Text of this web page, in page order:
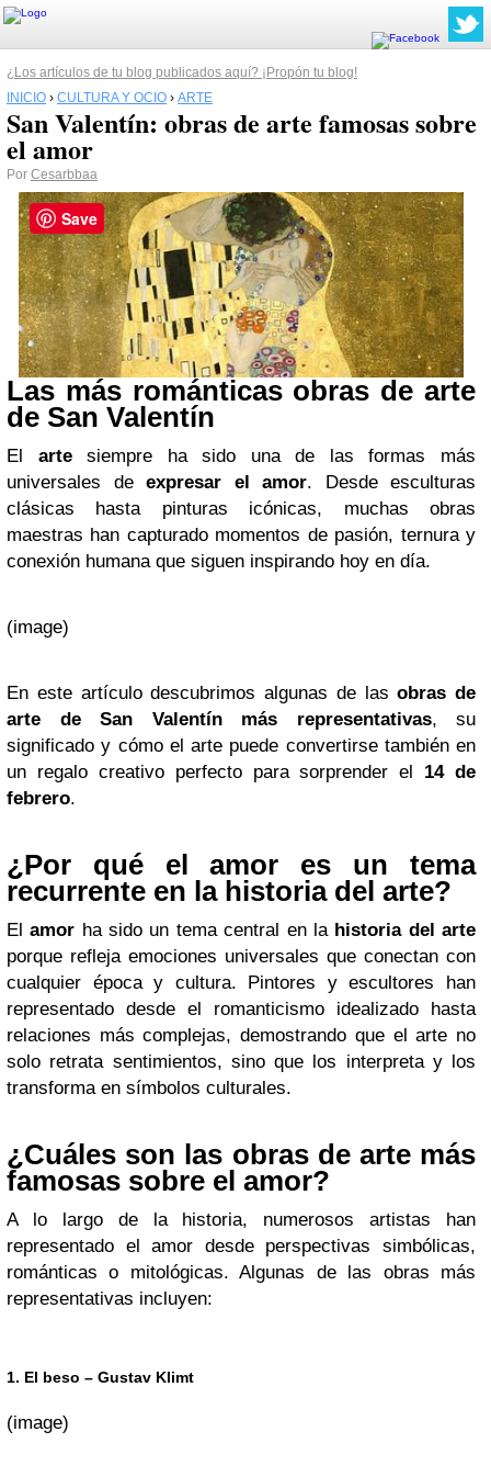
¿Los artículos de tu blog publicados aquí? ¡Propón tu blog!
INICIO › CULTURA Y OCIO › ARTE
San Valentín: obras de arte famosas sobre
el amor
Por Cesarbbaa
Las más románticas obras de arte
de San Valentín
El artesiempre ha sido una de las formas más
universales de expresar el amor. Desde esculturas
clásicas hasta pinturas icónicas, muchas obras
maestras han capturado momentos de pasión, ternura y
conexión humana que siguen inspirando hoy en día.
(image)
En este artículo descubrimos algunas de lasobras de
arte de San Valentín más representativas, su
significado y cómo el arte puede convertirse también en
un regalo creativo perfecto para sorprender el 14 de
febrero.
¿Por qué el amor es un tema
recurrente en la historia del arte?
Elamor ha sido un tema central en lahistoria del arte
porque refleja emociones universales que conectan con
cualquier época y cultura. Pintores y escultores han
representado desde el romanticismo idealizado hasta
relaciones más complejas, demostrando que el arte no
solo retrata sentimientos, sino que los interpreta y los
transforma en símbolos culturales.
¿Cuáles son las obras de arte más
famosas sobre el amor?
A lo largo de la historia, numerosos artistas han
representado el amor desde perspectivas simbólicas,
románticas o mitológicas. Algunas de las obras más
representativas incluyen:
1. El beso – Gustav Klimt
(image)
Save